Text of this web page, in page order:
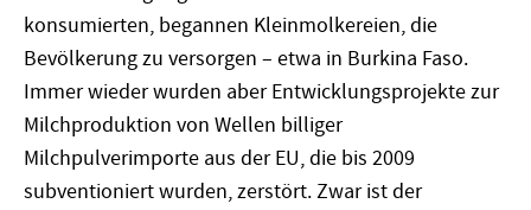
konsumierten, begannen Kleinmolkereien, die
Bevölkerung zu versorgen – etwa in Burkina Faso.
Immer wieder wurden aber Entwicklungsprojekte zur
Milchproduktion von Wellen billiger
Milchpulverimporte aus der EU, die bis 2009
subventioniert wurden, zerstört. Zwar ist der